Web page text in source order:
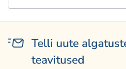
Telli uute
teavitused